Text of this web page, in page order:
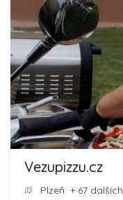
Vezupizzu.cz
Plzeň + 67 dalších